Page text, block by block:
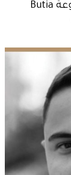
علامة PalmaDusa تطلق مجموعة Butia